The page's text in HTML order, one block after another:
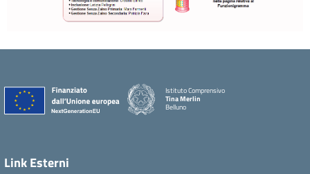
Istituto Comprensivo
Tina Merlin
Belluno
Link Esterni